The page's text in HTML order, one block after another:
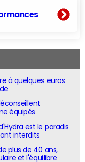
à quelques euros
équipés
est le paradis
interdits
plus de 40 ans,
et l'équilibre